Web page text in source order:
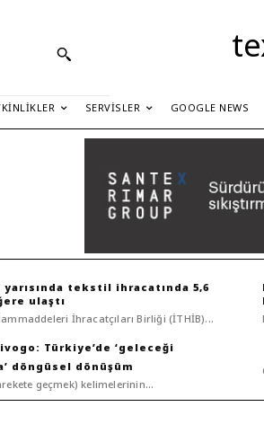
SERVISLER GOOGLE NEWS
tekstil ihracatında 5,6
ulaştı
İhracatçıları Birliği (İTHİB)...
Türkiye’de ‘geleceği
döngüsel dönüşüm
geçmek) kelimelerinin...